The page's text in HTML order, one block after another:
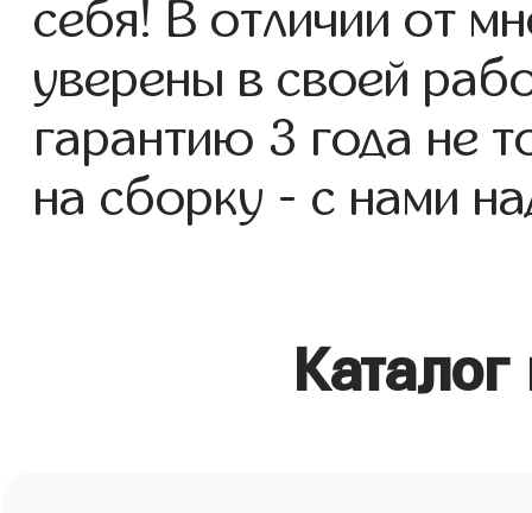
себя! В отличии от
уверены в своей
гарантию 3 года не
на сборку - с нами